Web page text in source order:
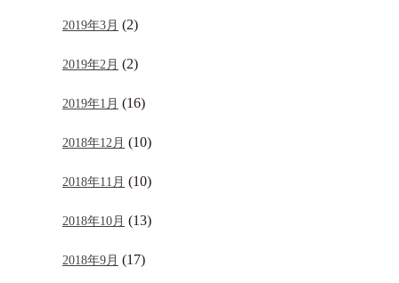
2019年3月 (2)
2019年2月 (2)
2019年1月 (16)
2018年12月 (10)
2018年11月 (10)
2018年10月 (13)
2018年9月 (17)